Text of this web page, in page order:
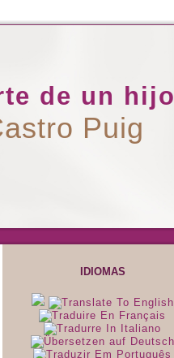
de un hijo
Puig
IDIOMAS